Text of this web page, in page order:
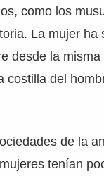
como los
La mujer
desde la
costilla del
de la
tenían